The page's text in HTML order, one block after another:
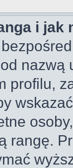
i jak
profilu,
rangę.